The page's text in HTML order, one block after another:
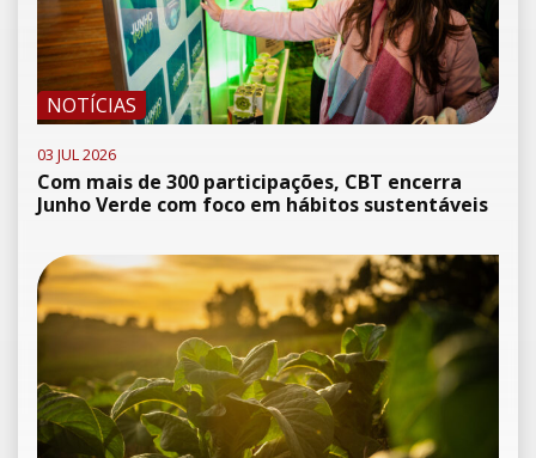
NOTÍCIAS
03 JUL 2026
Com mais de 300 participações, CBT encerra
Junho Verde com foco em hábitos sustentáveis